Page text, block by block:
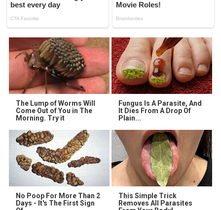
The Lump of Worms Will
Come Out of You in The
Morning. Try it
Fungus Is A Parasite, And
It Dies From A Drop Of
Plain...
No Poop For More Than 2
Days - It's The First Sign
This Simple Trick
Removes All Parasites